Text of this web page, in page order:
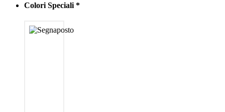
Colori Speciali *